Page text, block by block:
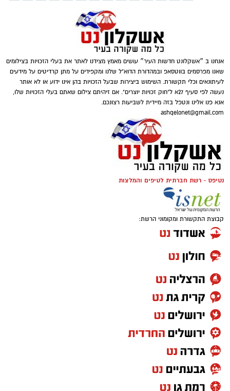
אנחנו ב ״אשקלונט חדשות העיר״ עושים מאמץ מצידנו לאתר את בעלי הזכויות בצילומים
שאנו מפרסמים בווטסאפ ובמהדורת הדוא"ל שלנו ומקפידים על מתן קרדיטים על מידעים
לעיתונאים וכלי תקשורת. השימוש ביצירות שבעל הזכויות בהן אינו ידוע או לא אותר
נעשה לפי סעיף 27א ל"חוק זכויות יוצרים". אם זיהיתם צילום שאתם בעלי הזכויות שלו,
אנא פנו אלינו ונטפל בזה מיידית לשביעות רצונכם.
ashqelonet@gmail.com
נטיפס - רשת חברתית לטיפים והמלצות
קבוצת התקשורת ומקומוני הרשת: